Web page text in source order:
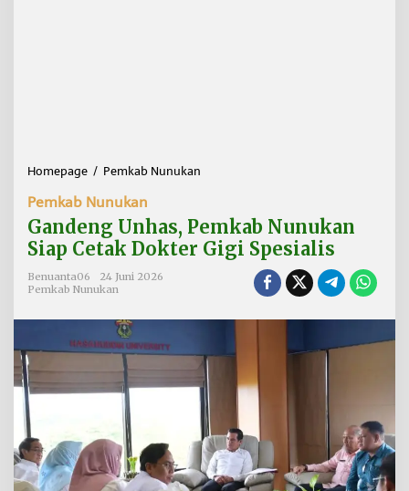
Homepage / Pemkab Nunukan
d
e
n
h
s
,
P
e
m
k
a
b
N
Pemkab Nunukan
Gandeng Unhas, Pemkab Nunukan
Siap Cetak Dokter Gigi Spesialis
Benuanta06
24 Juni 2026
Pemkab Nunukan